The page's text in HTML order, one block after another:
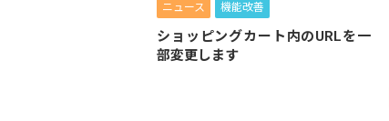
ニュース 機能改善
ショッピングカート内のURLを一
部変更します